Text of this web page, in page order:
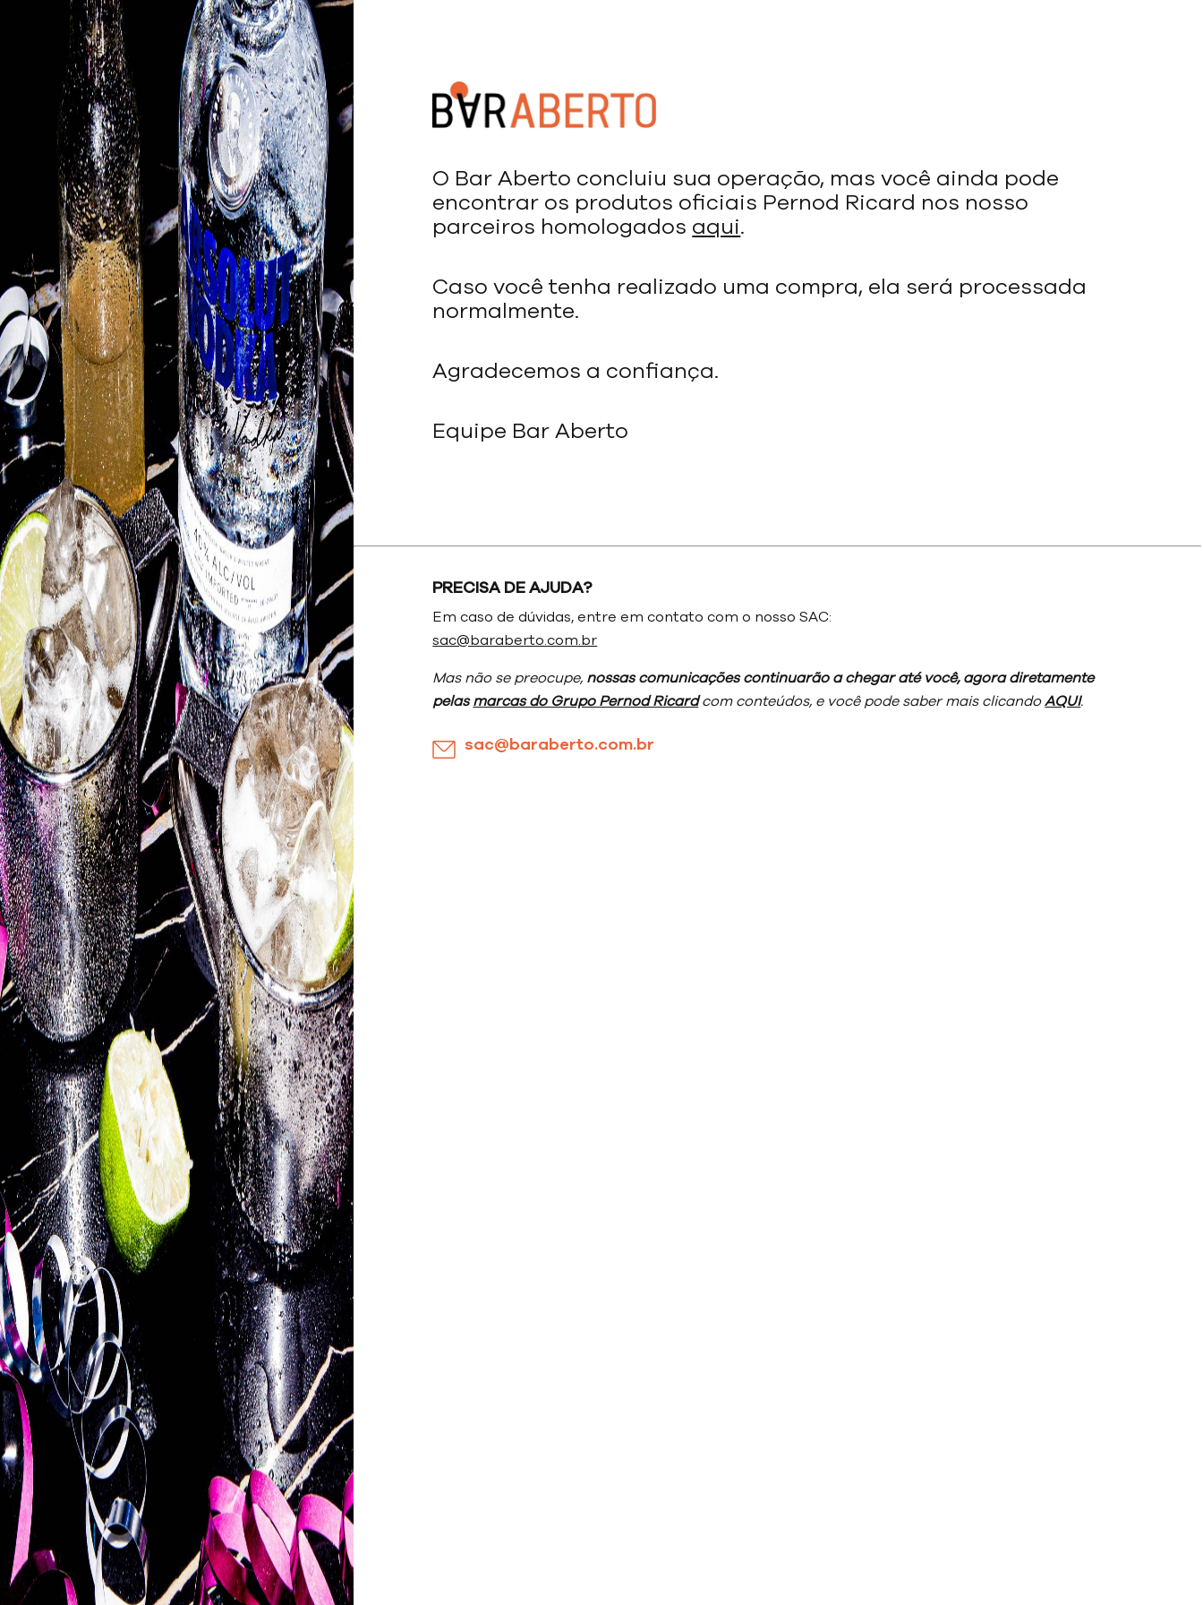
O Bar Aberto concluiu sua operação, mas você ainda pode
encontrar os produtos oficiais Pernod Ricard nos nosso
parceiros homologados aqui.
Caso você tenha realizado uma compra, ela será processada
normalmente.
Agradecemos a confiança.
Equipe Bar Aberto
PRECISA DE AJUDA?
Em caso de dúvidas, entre em contato com o nosso SAC:
sac@baraberto.com.br
Mas não se preocupe, nossas comunicações continuarão a chegar até você, agora diretamente
pelasmarcas do Grupo Pernod Ricardcom conteúdos, e você pode saber mais clicandoAQUI.
sac@baraberto.com.br